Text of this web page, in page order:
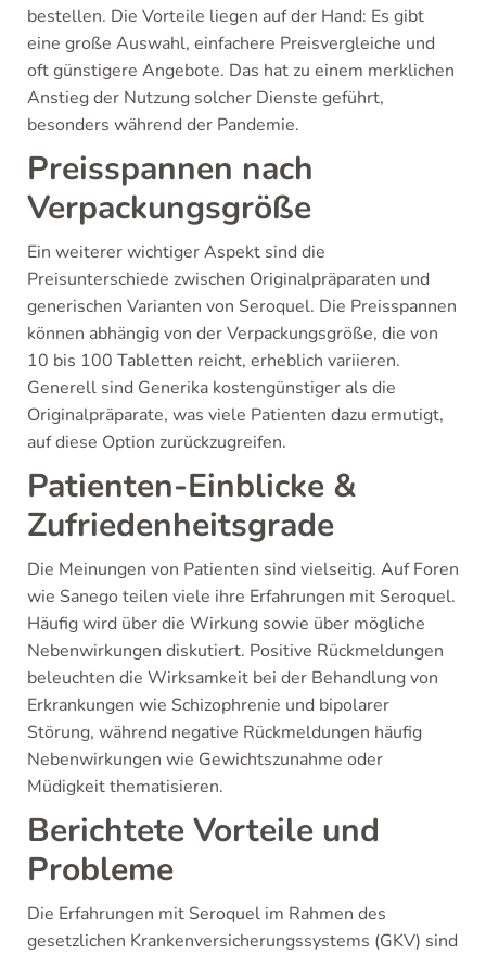
bestellen. Die Vorteile liegen auf der Hand: Es gibt
eine große Auswahl, einfachere Preisvergleiche und
oft günstigere Angebote. Das hat zu einem merklichen
Anstieg der Nutzung solcher Dienste geführt,
besonders während der Pandemie.
Preisspannen nach
Verpackungsgröße
Ein weiterer wichtiger Aspekt sind die
Preisunterschiede zwischen Originalpräparaten und
generischen Varianten von Seroquel. Die Preisspannen
können abhängig von der Verpackungsgröße, die von
10 bis 100 Tabletten reicht, erheblich variieren.
Generell sind Generika kostengünstiger als die
Originalpräparate, was viele Patienten dazu ermutigt,
auf diese Option zurückzugreifen.
Patienten-Einblicke &
Zufriedenheitsgrade
Die Meinungen von Patienten sind vielseitig. Auf Foren
wie Sanego teilen viele ihre Erfahrungen mit Seroquel.
Häufig wird über die Wirkung sowie über mögliche
Nebenwirkungen diskutiert. Positive Rückmeldungen
beleuchten die Wirksamkeit bei der Behandlung von
Erkrankungen wie Schizophrenie und bipolarer
Störung, während negative Rückmeldungen häufig
Nebenwirkungen wie Gewichtszunahme oder
Müdigkeit thematisieren.
Berichtete Vorteile und
Probleme
Die Erfahrungen mit Seroquel im Rahmen des
gesetzlichen Krankenversicherungssystems (GKV) sind